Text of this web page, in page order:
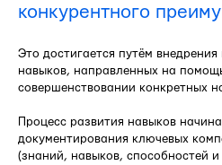
конкурентного
Это достигается путём
навыков, направленных на
совершенствовании конкретных
Процесс развития навыков
документирования ключевых
(знаний, навыков, способностей